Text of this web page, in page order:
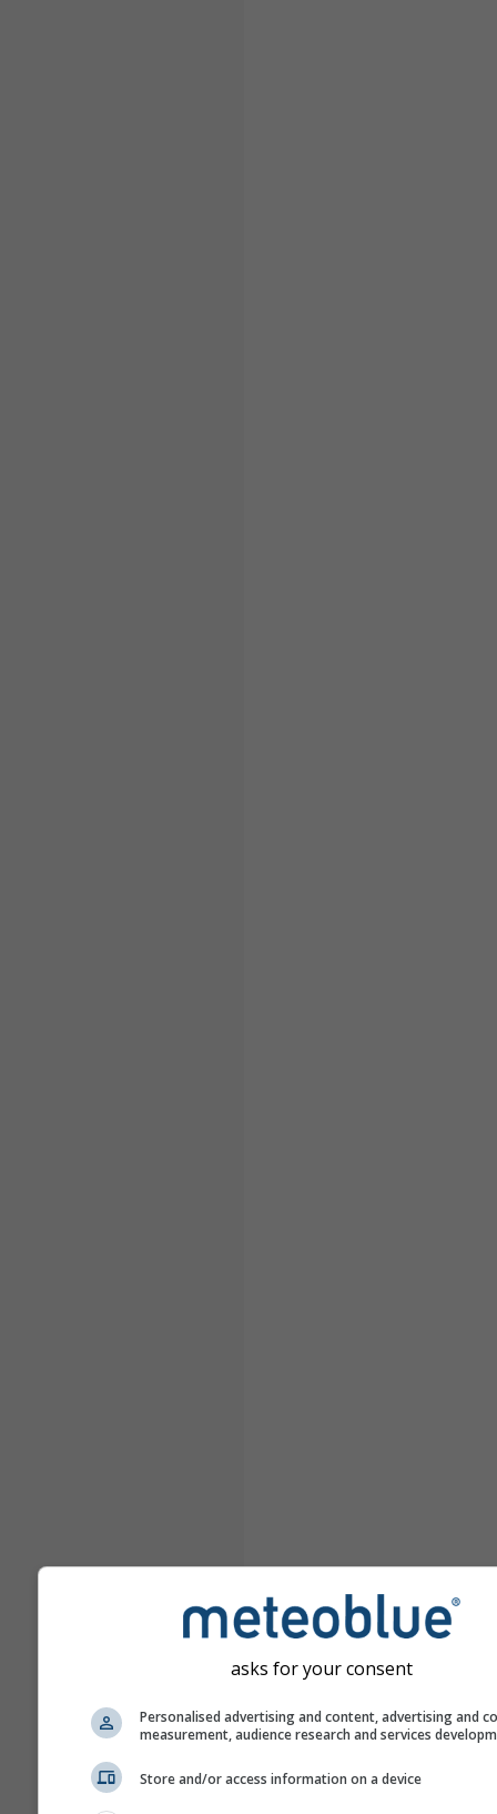
asks for your consent
Personalised advertising and content, advertising and
measurement, audience research and services
Store and/or access information on a device